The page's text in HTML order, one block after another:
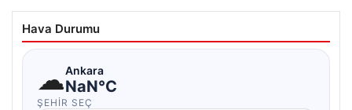
Hava Durumu
☁Ankara
NaN°C
ŞEHIR SEÇ